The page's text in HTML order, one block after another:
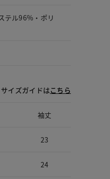
テル96%・ポリ
サイズガイドはこちら
袖丈
23
24